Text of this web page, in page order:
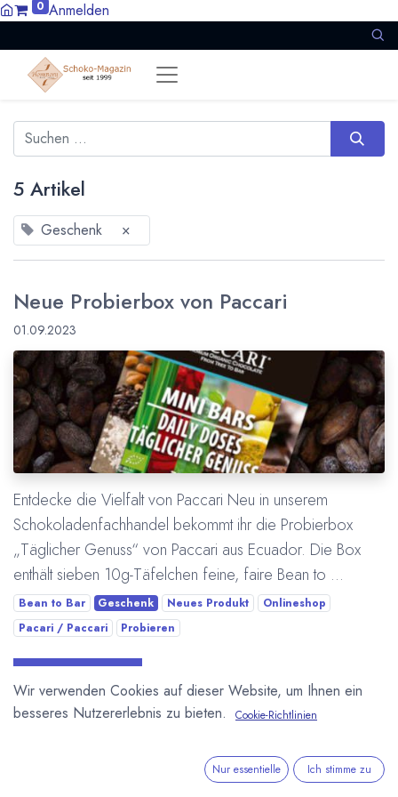
0 Anmelden
5 Artikel
Geschenk ×
Neue Probierbox von Paccari
01.09.2023
Entdecke die Vielfalt von Paccari Neu in unserem
Schokoladenfachhandel bekommt ihr die Probierbox
„Täglicher Genuss“ von Paccari aus Ecuador. Die Box
enthält sieben 10g-Täfelchen feine, faire Bean to ...
Bean to Bar Geschenk Neues Produkt
Onlineshop
Pacari / Paccari
Probieren
Wir verwenden Cookies auf dieser Website, um Ihnen ein
besseres Nutzererlebnis zu bieten.
Cookie-Richtlinien
Nur essentielle Ich stimme zu